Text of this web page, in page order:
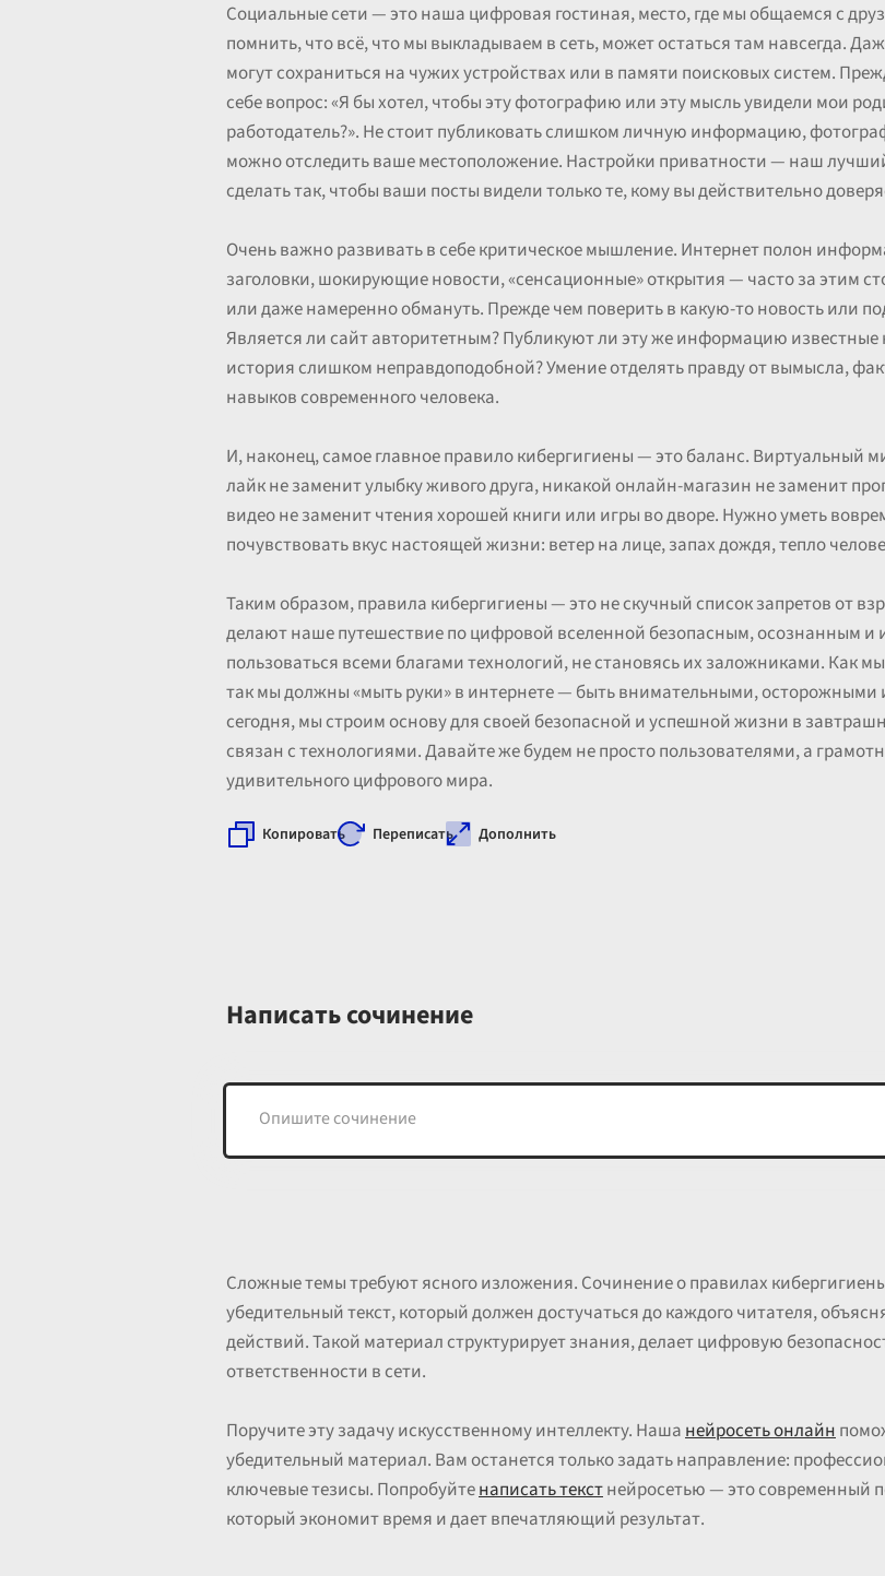
Социальные сети — это наша цифровая гостиная, место, где мы общаемся с
помнить, что всё, что мы выкладываем в сеть, может остаться там навсегда.
могут сохраниться на чужих устройствах или в памяти поисковых систем.
себе вопрос: «Я бы хотел, чтобы эту фотографию или эту мысль увидели мои
работодатель?». Не стоит публиковать слишком личную информацию,
можно отследить ваше местоположение. Настройки приватности — наш
сделать так, чтобы ваши посты видели только те, кому вы действительно
Очень важно развивать в себе критическое мышление. Интернет полон
заголовки, шокирующие новости, «сенсационные» открытия — часто за этим
или даже намеренно обмануть. Прежде чем поверить в какую-то новость или
Является ли сайт авторитетным? Публикуют ли эту же информацию известные
история слишком неправдоподобной? Умение отделять правду от вымысла,
навыков современного человека.
И, наконец, самое главное правило кибергигиены — это баланс. Виртуальный
лайк не заменит улыбку живого друга, никакой онлайн-магазин не заменит
видео не заменит чтения хорошей книги или игры во дворе. Нужно уметь
почувствовать вкус настоящей жизни: ветер на лице, запах дождя, тепло
Таким образом, правила кибергигиены — это не скучный список запретов от
делают наше путешествие по цифровой вселенной безопасным, осознанным
пользоваться всеми благами технологий, не становясь их заложниками. Как
так мы должны «мыть руки» в интернете — быть внимательными,
сегодня, мы строим основу для своей безопасной и успешной жизни в
связан с технологиями. Давайте же будем не просто пользователями, а
удивительного цифрового мира.
Копировать Переписать Дополнить
Написать сочинение
Сложные темы требуют ясного изложения. Сочинение о правилах
убедительный текст, который должен достучаться до каждого читателя,
действий. Такой материал структурирует знания, делает цифровую
ответственности в сети.
Поручите эту задачу искусственному интеллекту. Нашанейросеть онлайн
убедительный материал. Вам останется только задать направление:
ключевые тезисы. Попробуйтенаписать текстнейросетью — это современный
который экономит время и дает впечатляющий результат.